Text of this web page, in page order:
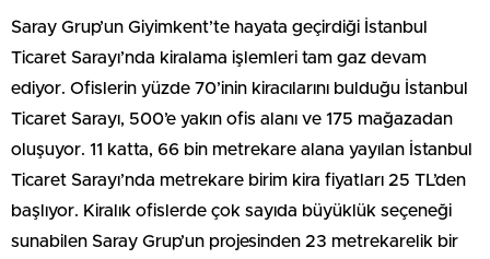
Saray Grup’un Giyimkent’te hayata geçirdiği İstanbul
Ticaret Sarayı’nda kiralama işlemleri tam gaz devam
ediyor. Ofislerin yüzde 70’inin kiracılarını bulduğu İstanbul
Ticaret Sarayı, 500’e yakın ofis alanı ve 175 mağazadan
oluşuyor. 11 katta, 66 bin metrekare alana yayılan İstanbul
Ticaret Sarayı’nda metrekare birim kira fiyatları 25 TL’den
başlıyor. Kiralık ofislerde çok sayıda büyüklük seçeneği
sunabilen Saray Grup’un projesinden 23 metrekarelik bir